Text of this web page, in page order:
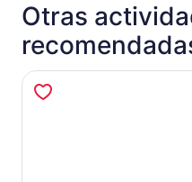
Otras